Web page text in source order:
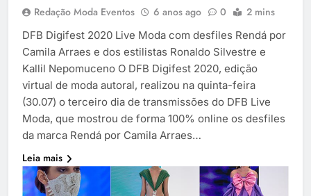
Redação Moda Eventos 6 anos ago 0 2 mins
DFB Digifest 2020 Live Moda com desfiles Rendá por
Camila Arraes e dos estilistas Ronaldo Silvestre e
Kallil Nepomuceno O DFB Digifest 2020, edição
virtual de moda autoral, realizou na quinta-feira
(30.07) o terceiro dia de transmissões do DFB Live
Moda, que mostrou de forma 100% online os desfiles
da marca Rendá por Camila Arraes…
Leia mais